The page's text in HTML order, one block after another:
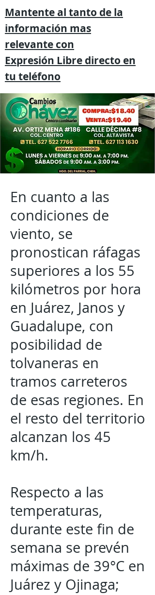
Mantente al tanto de la
información mas
relevante con
Expresión Libre directo en
tu teléfono
En cuanto a las
condiciones de
viento, se
pronostican ráfagas
superiores a los 55
kilómetros por hora
en Juárez, Janos y
Guadalupe, con
posibilidad de
tolvaneras en
tramos carreteros
de esas regiones. En
el resto del territorio
alcanzan los 45
km/h.
Respecto a las
temperaturas,
durante este fin de
semana se prevén
máximas de 39°C en
Juárez y Ojinaga;